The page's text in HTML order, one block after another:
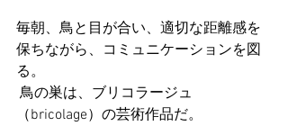
毎朝、鳥と目が合い、適切な距離感を
保ちながら、コミュニケーションを図
る。
（bricolage）の芸術作品だ。